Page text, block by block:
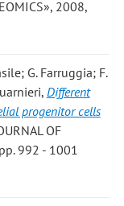
2008,
G. Farruggia; F.
, Different
progenitor cells
OF
992 - 1001